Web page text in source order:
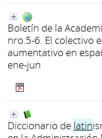
Boletín de la
nro.5-6. El colectivo
aumentativo en
ene-jun
Diccionario de latin